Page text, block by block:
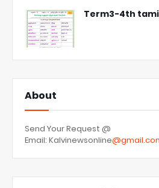
Term3-4th
About
Send Your Request @
Email: Kalvinewsonline